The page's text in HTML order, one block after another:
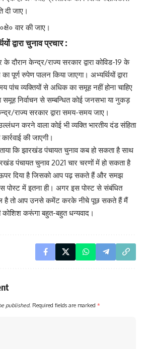
दी जाए।
वार की जाए।
द्वारा चुनाव प्रचार :
के दौरान केन्द्र/राज्य सरकार द्वारा कोविड-19 के
पूर्ण रुपेण पालन किया जाएगा। अभ्यर्थियों द्वारा
व्यक्तियों से अधिक का समूह नहीं होना चाहिए
समूह निर्वाचन से सम्बन्धित कोई जनसभा या नुकड़
राज्य सरकार द्वारा समय-समय जाए।
करने वाला कोई भी व्यक्ति भारतीय दंड संहिता
की जाएगी।
कि झारखंड पंचायत चुनाव कब हो सकता है साथ
पंचायत चुनाव 2021 चार चरणों में हो सकता है
दिया है जिसको आप पढ़ सकते हैं और समझ
पोस्ट में इतना ही। अगर इस पोस्ट से संबंधित
है तो आप उनसे कमेंट करके नीचे पूछ सकते हैं मैं
करूंगा बहुत-बहुत धन्यवाद।
published. Required fields are marked *